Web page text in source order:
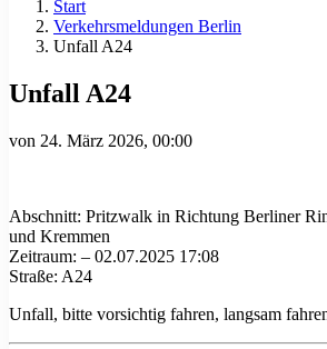
Start
Verkehrsmeldungen Berlin
Unfall A24
Unfall A24
von 24. März 2026, 00:00
Abschnitt: Pritzwalk in Richtung Berliner
und Kremmen
Zeitraum: – 02.07.2025 17:08
Straße: A24
Unfall, bitte vorsichtig fahren, langsam